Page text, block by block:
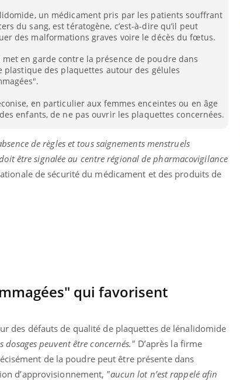
un médicament pris par les patients souffrant
du sang, est tératogène, c’est-à-dire qu’il peut
des malformations graves voire le décès du fœtus.
met en garde contre la présence de poudre dans
plastique des plaquettes autour des gélules
en particulier aux femmes enceintes ou en âge
enfants, de ne pas ouvrir les plaquettes concernées.
de règles et tous saignements menstruels
être signalée au centre régional de pharmacovigilance
de sécurité du médicament et des produits de
qui favorisent
des défauts de qualité de plaquettes de lénalidomide
dosages peuvent être concernés." D’après la firme
de la poudre peut être présente dans
d’approvisionnement, "aucun lot n’est rappelé afin
votre cerveau !
est-il trop
ou simplement
?
enfants :
?
quels sont les meilleurs
exercices physiques ?
Comment éviter une otite
pendant les vacances ?
Hantavirus : un cas
détecté chez un touriste